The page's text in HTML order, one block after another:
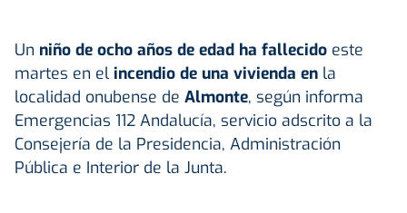
Un niño de ocho años de edad ha fallecido este
martes en el incendio de una vivienda en la
localidad onubense de Almonte, según informa
Emergencias 112 Andalucía, servicio adscrito a la
Consejería de la Presidencia, Administración
Pública e Interior de la Junta.